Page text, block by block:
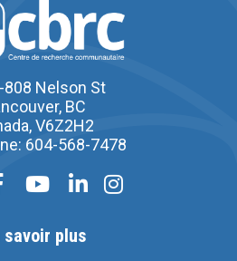
808 Nelson St
BC
V6Z2H2
604-568-7478
savoir plus